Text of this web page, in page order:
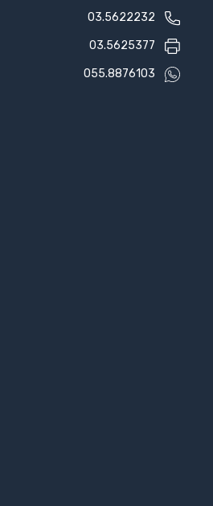
03.5622232
03.5625377
055.8876103